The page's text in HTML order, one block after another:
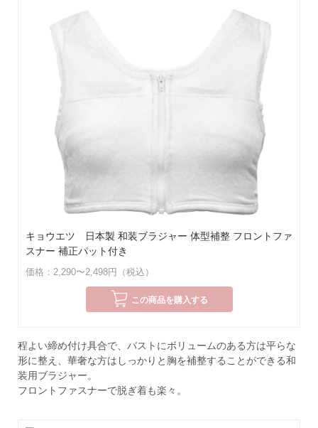
キョウエツ 日本製 和装ブラジャー 体型補整 フロントファ
スナー 補正パット付き
価格：2,290〜2,498円（税込）
この商品を購入する
程よい締め付け具合で、バストにボリュームのある方は平らな
形に整え、華奢な方はしっかりと胸を補整することができる和
装用ブラジャー。
フロントファスナーで脱ぎ着も楽々。